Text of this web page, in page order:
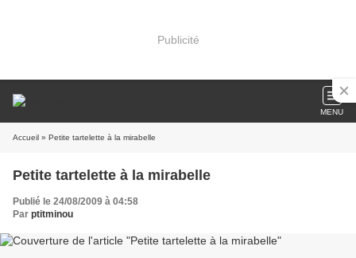
Publicité
MENU
Accueil » Petite tartelette à la mirabelle
Petite tartelette à la mirabelle
Publié le 24/08/2009 à 04:58
Par ptitminou